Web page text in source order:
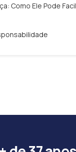
Como Ele Pode